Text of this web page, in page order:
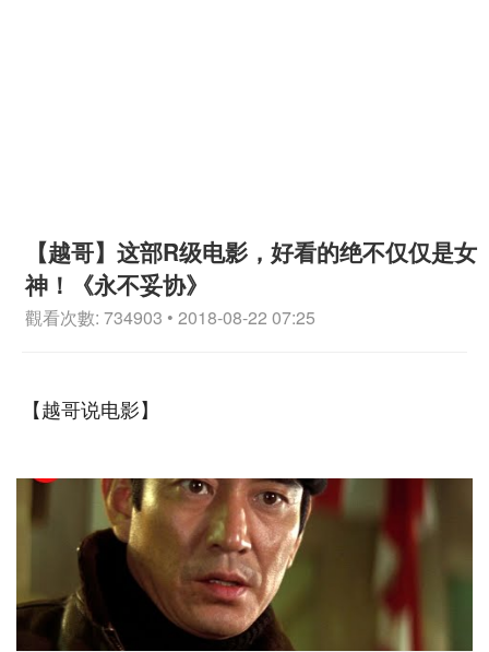
【越哥】这部R级电影，好看的绝不仅仅是女
神！《永不妥协》
觀看次數: 734903 • 2018-08-22 07:25
【越哥说电影】